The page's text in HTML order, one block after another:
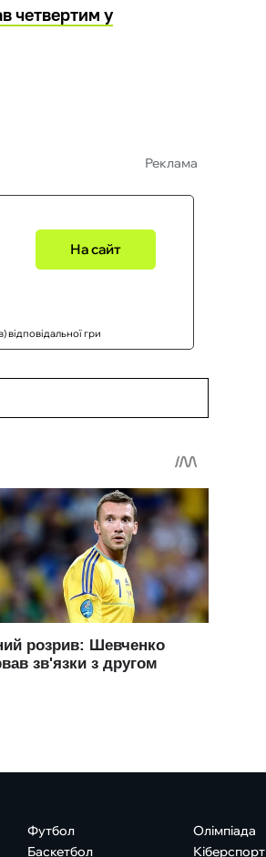
четвертим у
Реклама
На сайт
відповідальної гри
Футбол
Баскетбол
Олімпіада
Кіберспорт